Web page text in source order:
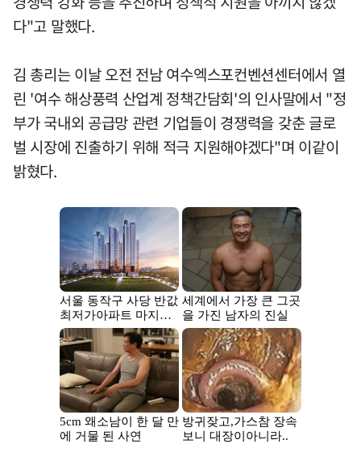
다"고 말했다.
김 총리는 이날 오전 전남 여수엑스포컨벤션센터에서 열
린 '여수 해상풍력 산업계 정책간담회'의 인사말에서 "정
부가 국내외 공급망 관련 기업들이 경쟁력을 갖춘 글로
벌 시장에 진출하기 위해 적극 지원해야겠다"며 이같이
밝혔다.